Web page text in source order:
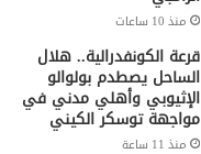
منذ 10 ساعات
قرعة الكونفدرالية.. هلال
الساحل يصطدم بولوالو
الإثيوبي وأهلي مدني في
مواجهة توسكر الكيني
منذ 11 ساعة